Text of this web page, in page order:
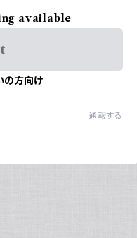
available
の方向け
通報する